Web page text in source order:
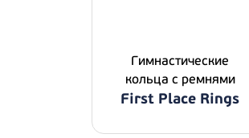
Гимнастические
кольца с ремнями
First Place Rings